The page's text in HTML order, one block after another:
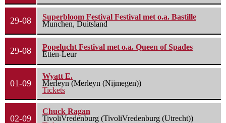
29-08
Superbloom Festival Festival met o.a. Bastille
Munchen, Duitsland
29-08
Popelucht Festival met o.a. Queen of Spades
Etten-Leur
01-09
Wyatt E.
Merleyn (Merleyn (Nijmegen))
Tickets
02-09
Chuck Ragan
TivoliVredenburg (TivoliVredenburg (Utrecht))